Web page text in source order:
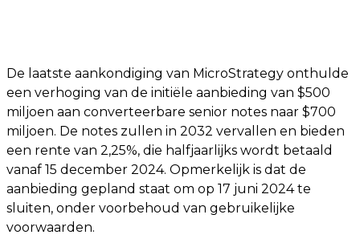
De laatste aankondiging van MicroStrategy onthulde
een verhoging van de initiële aanbieding van $500
miljoen aan converteerbare senior notes naar $700
miljoen. De notes zullen in 2032 vervallen en bieden
een rente van 2,25%, die halfjaarlijks wordt betaald
vanaf 15 december 2024. Opmerkelijk is dat de
aanbieding gepland staat om op 17 juni 2024 te
sluiten, onder voorbehoud van gebruikelijke
voorwaarden.